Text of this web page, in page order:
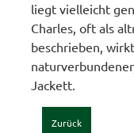
liegt vielleicht
Charles, oft als
beschrieben,
Jackett.
Zurück